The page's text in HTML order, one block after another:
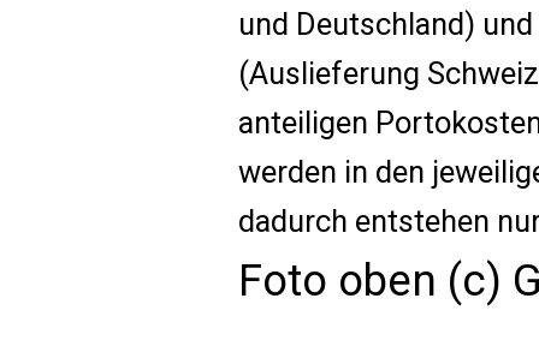
und Deutschland)
(Auslieferung
anteiligen
werden in den
dadurch entstehen
Foto oben (c)